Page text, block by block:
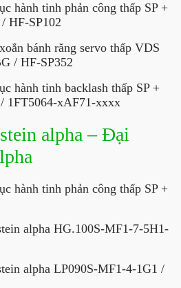
hành tinh phản công thấp SP +
HF-SP102
bánh răng servo thấp VDS
/ HF-SP352
hành tinh backlash thấp SP +
1FT5064-xAF71-xxxx
alpha – Đại
hành tinh phản công thấp SP +
alpha HG.100S-MF1-7-5H1-
alpha LP090S-MF1-4-1G1 /